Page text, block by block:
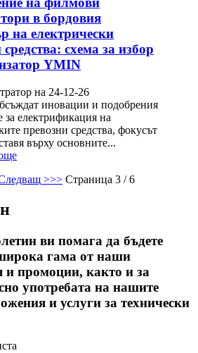
в бордовия
на електрически
схема за избор
YMIN
на 24-12-26
иновации и подобрения
за електрификация на
превозни средства, фокусът
върху основните...
>>> Страница 3 / 6
ви помага да бъдете
гама от наши
и промоции, както и за
употребата на нашите
и услуги за технически